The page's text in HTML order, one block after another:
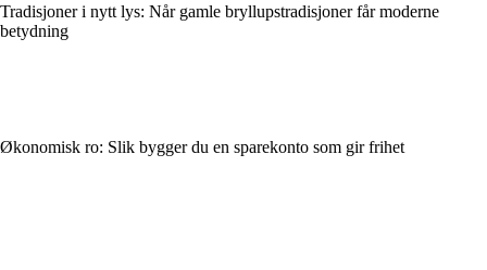
Tradisjoner i nytt lys: Når gamle bryllupstradisjoner får moderne
betydning
Økonomisk ro: Slik bygger du en sparekonto som gir frihet